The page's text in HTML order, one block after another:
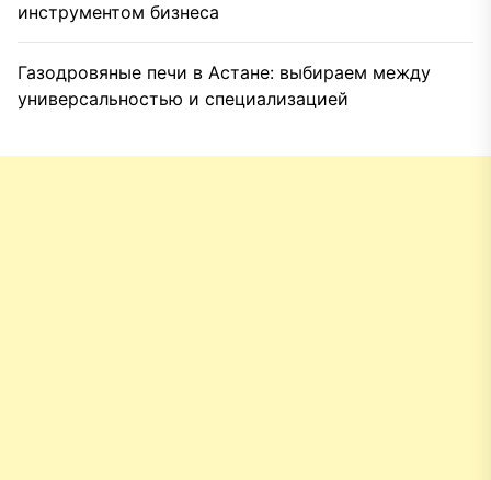
инструментом бизнеса
Газодровяные печи в Астане: выбираем между
универсальностью и специализацией